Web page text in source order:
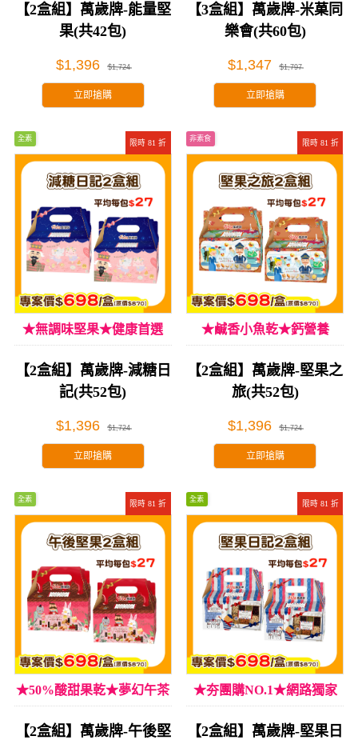
【2盒組】萬歲牌-能量堅
果(共42包)
$1,396 $1,724
立即搶購
【3盒組】萬歲牌-米菓同
樂會(共60包)
$1,347 $1,797
立即搶購
限時 81 折
全素
★無調味堅果★健康首選
【2盒組】萬歲牌-減糖日
記(共52包)
$1,396 $1,724
立即搶購
限時 81 折
非素食
★鹹香小魚乾★鈣營養
【2盒組】萬歲牌-堅果之
旅(共52包)
$1,396 $1,724
立即搶購
限時 81 折
全素
★50%酸甜果乾★夢幻午茶
享受
【2盒組】萬歲牌-午後堅
限時 81 折
全素
★夯團購NO.1★網路獨家
【2盒組】萬歲牌-堅果日